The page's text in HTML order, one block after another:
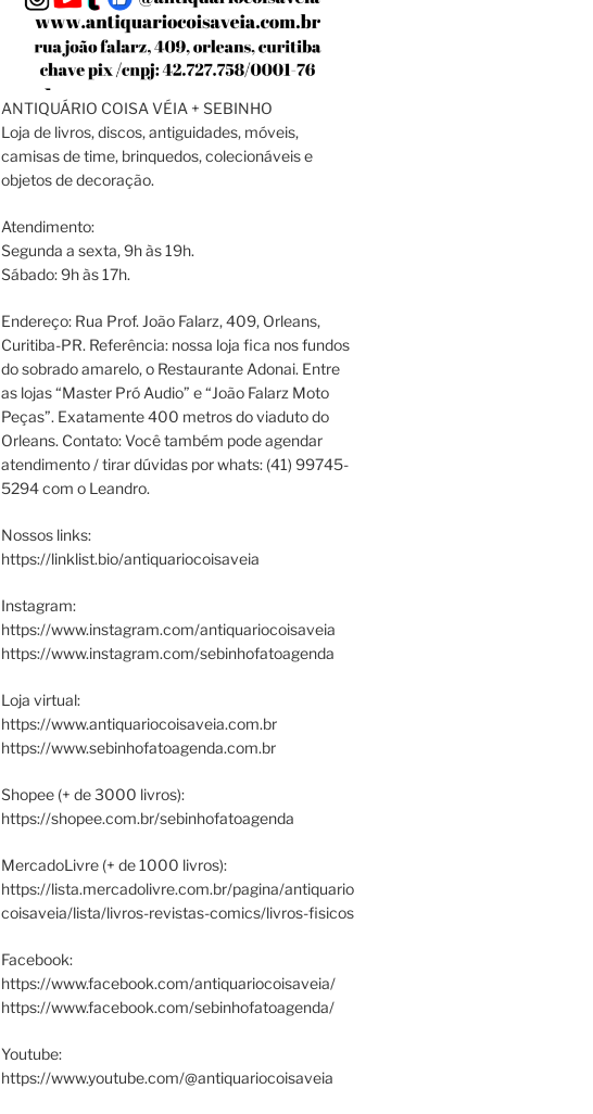
ANTIQUÁRIO COISA VÉIA + SEBINHO
Loja de livros, discos, antiguidades, móveis,
camisas de time, brinquedos, colecionáveis e
objetos de decoração.
Atendimento:
Segunda a sexta, 9h às 19h.
Sábado: 9h às 17h.
Endereço: Rua Prof. João Falarz, 409, Orleans,
Curitiba-PR. Referência: nossa loja fica nos fundos
do sobrado amarelo, o Restaurante Adonai. Entre
as lojas “Master Pró Audio” e “João Falarz Moto
Peças”. Exatamente 400 metros do viaduto do
Orleans. Contato: Você também pode agendar
atendimento / tirar dúvidas por whats: (41) 99745-
5294 com o Leandro.
Nossos links:
https://linklist.bio/antiquariocoisaveia
Instagram:
https://www.instagram.com/antiquariocoisaveia
https://www.instagram.com/sebinhofatoagenda
Loja virtual:
https://www.antiquariocoisaveia.com.br
https://www.sebinhofatoagenda.com.br
Shopee (+ de 3000 livros):
https://shopee.com.br/sebinhofatoagenda
MercadoLivre (+ de 1000 livros):
https://lista.mercadolivre.com.br/pagina/antiquario
coisaveia/lista/livros-revistas-comics/livros-fisicos
Facebook:
https://www.facebook.com/antiquariocoisaveia/
https://www.facebook.com/sebinhofatoagenda/
Youtube:
https://www.youtube.com/@antiquariocoisaveia